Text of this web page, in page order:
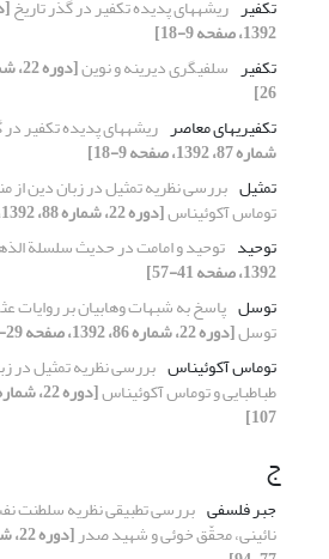
تکفیر ریشه‏های پدیده تکفیر در گذر تاریخ
1392، صفحه 9-18]
تکفیر سلفى‏گرى دیرینه و نوین
26]
تکفیری‏های معاصر ریشه‏های پدیده تکفیر در
شماره 87، 1392، صفحه 9-18]
تمثیل بررسی نظریه تمثیل در زبان دین از
توماس آکوئیناس[دوره 22، شماره 88، 1392، صفحه 95-107]
توحید توحید و امامت در حدیث سلسلة
1392، صفحه 41-57]
توسل پاسخ به شبهات وهابیان بر
توسل[دوره 22، شماره 86، 1392، صفحه 29-57]
توماس آکوئیناس بررسی نظریه تمثیل در
طباطبایی و توماس آکوئیناس
107]
ج
جبر فلسفی بررسی تطبیقی نظریه سلطنت
نائینی، محقّق خوئی و شهید صدر